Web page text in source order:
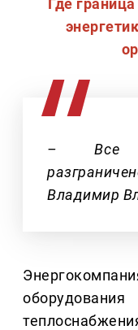
– Все
Владимир